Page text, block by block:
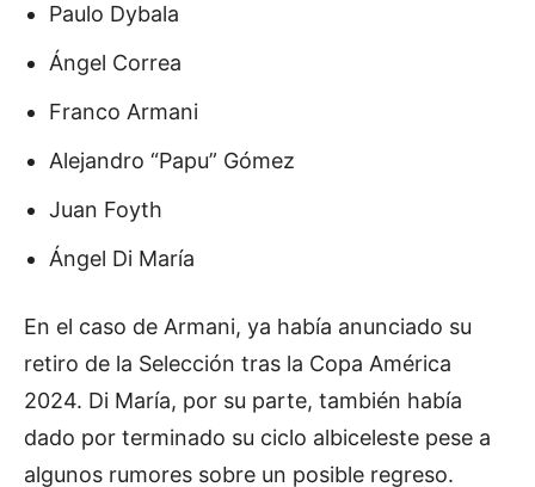
Paulo Dybala
Ángel Correa
Franco Armani
Alejandro “Papu” Gómez
Juan Foyth
Ángel Di María
En el caso de Armani, ya había anunciado su
retiro de la Selección tras la Copa América
2024. Di María, por su parte, también había
dado por terminado su ciclo albiceleste pese a
algunos rumores sobre un posible regreso.